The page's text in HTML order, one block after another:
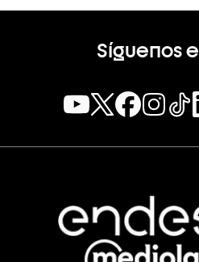
Síguenos